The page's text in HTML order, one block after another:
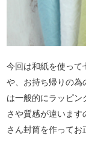
今回は和紙を使って
や、お持ち帰りの
は一般的にラッピ
さや質感が違います
さん封筒を作ってお